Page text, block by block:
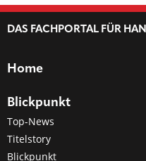
DAS FACHPORTAL FÜR
Home
Blickpunkt
Top-News
Titelstory
Blickpunkt